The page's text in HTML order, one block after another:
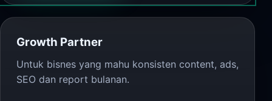
Growth Partner
Untuk bisnes yang mahu konsisten content, ads,
SEO dan report bulanan.